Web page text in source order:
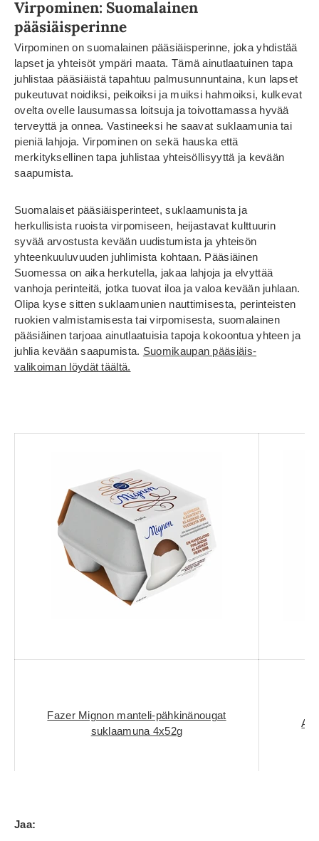
Virpominen: Suomalainen
pääsiäisperinne
Virpominen on suomalainen pääsiäisperinne, joka yhdistää
lapset ja yhteisöt ympäri maata. Tämä ainutlaatuinen tapa
juhlistaa pääsiäistä tapahtuu palmusunnuntaina, kun lapset
pukeutuvat noidiksi, peikoiksi ja muiksi hahmoiksi, kulkevat
ovelta ovelle lausumassa loitsuja ja toivottamassa hyvää
terveyttä ja onnea. Vastineeksi he saavat suklaamunia tai
pieniä lahjoja. Virpominen on sekä hauska että
merkityksellinen tapa juhlistaa yhteisöllisyyttä ja kevään
saapumista.
Suomalaiset pääsiäisperinteet, suklaamunista ja
herkullisista ruoista virpomiseen, heijastavat kulttuurin
syvää arvostusta kevään uudistumista ja yhteisön
yhteenkuuluvuuden juhlimista kohtaan. Pääsiäinen
Suomessa on aika herkutella, jakaa lahjoja ja elvyttää
vanhoja perinteitä, jotka tuovat iloa ja valoa kevään juhlaan.
Olipa kyse sitten suklaamunien nauttimisesta, perinteisten
ruokien valmistamisesta tai virpomisesta, suomalainen
pääsiäinen tarjoaa ainutlaatuisia tapoja kokoontua yhteen ja
juhlia kevään saapumista. Suomikaupan pääsiäis-
valikoiman löydät täältä.
Fazer Mignon manteli-pähkinänougat
suklaamuna 4x52g
Jaa: